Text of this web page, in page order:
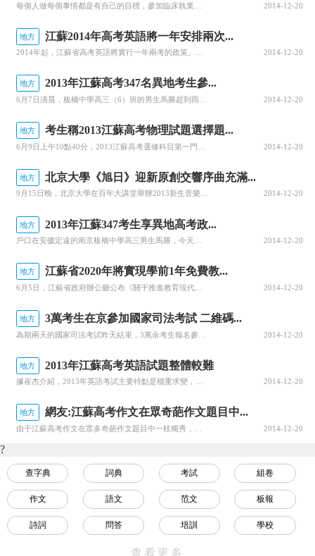
2014-12-20
地方 江蘇2014年高考英語將一年安排兩次...
2014-12-20
地方 2013年江蘇高考347名異地考生參...
6月7日清晨，板橋中學高三（6）班的男生馬勝趕到雨花臺中學考點，班主任王希老師早早地打著傘在風雨中等待。“我們班的馬勝和（4）班的李震東、吳瓊都是外省戶口，很幸運地趕上了江蘇第一年異地高考。”2013年江蘇首次實施異地高考，全省共有347名來蘇務工人員隨遷子女走進考場參加高考，與江蘇籍考生平等參與競 2014-12-20
地方 考生稱2013江蘇高考物理試題選擇題...
2014-12-20
地方 北京大學《旭日》迎新原創交響序曲充滿...
9月15日晚，北京大學在百年大講堂舉辦2013新生音樂會，演出了表現大學生精神、情操和夢想的原創交響序曲《旭日》，用充滿正能量的音樂迎接新生。北大歷年來一直舉辦各種規模和類型的交響音樂會，作為向師生傳播推廣其深厚文化內涵的手段之一。但以往演出的曲目都為中外經典名曲。這次演出的《旭日》由作曲家韓永創作 2014-12-20
地方 2013年江蘇347考生享異地高考政...
2014-12-20
地方 江蘇省2020年將實現學前1年免費教...
2014-12-20
地方 3萬考生在京參加國家司法考試 二維碼...
2014-12-20
地方 2013年江蘇高考英語試題整體較難
2014-12-20
地方 網友:江蘇高考作文在眾奇葩作文題目中...
2014-12-20
?
查字典 詞典 考試 組卷
作文 語文 范文 板報
詩詞 問答 培訓 學校
查看更多